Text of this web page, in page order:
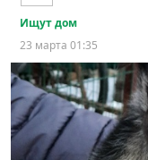
Ищут дом
23 марта 01:35